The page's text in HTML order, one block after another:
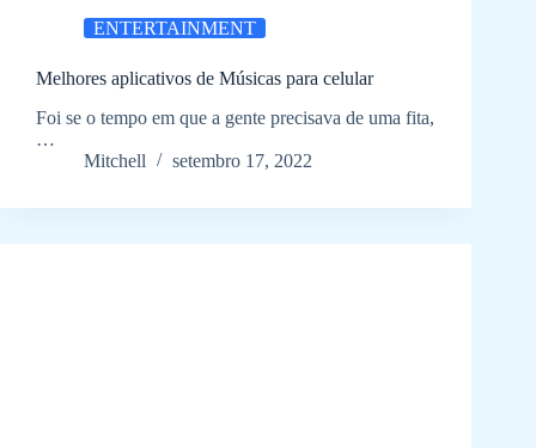
ENTERTAINMENT
Melhores aplicativos de Músicas para celular
Foi se o tempo em que a gente precisava de uma fita,
…
Mitchell
setembro 17, 2022